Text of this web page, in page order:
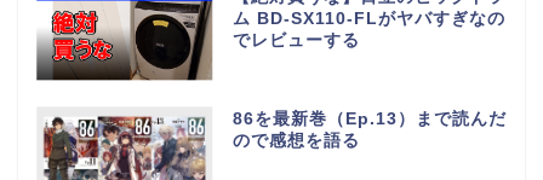
ム BD-SX110-FLがヤバすぎなの
でレビューする
86を最新巻（Ep.13）まで読んだ
ので感想を語る